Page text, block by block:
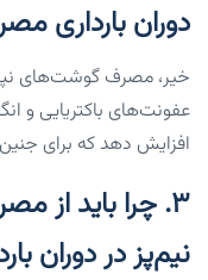
دوران بارداری
خیر، مصرف گوشت‌های
عفونت‌های باکتریایی و
افزایش دهد که برای
۳. چرا باید از
نیم‌پز در دوران